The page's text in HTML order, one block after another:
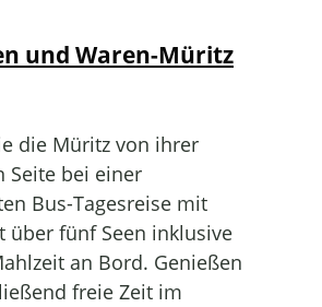
und Waren-Müritz
die Müritz von ihrer
Seite bei einer
Bus-Tagesreise mit
über fünf Seen inklusive
an Bord. Genießen
freie Zeit im